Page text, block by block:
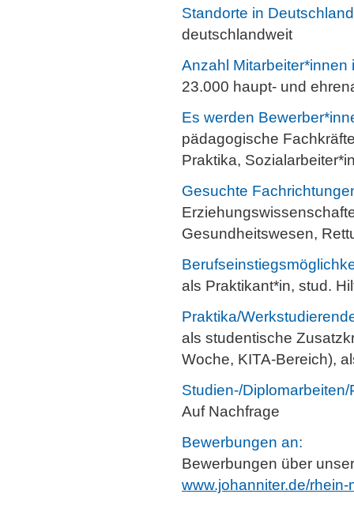
Standorte in
deutschlandweit
Anzahl Mitarbeiter*innen
23.000 haupt- und
Es werden
pädagogische
Praktika,
Gesuchte
Gesundheitswesen,
als Praktikant*in, stud.
Praktika/
als studentische
Woche, KITA-Bereich),
Studien-/
Auf Nachfrage
Bewerbungen an:
Bewerbungen über
www.johanniter.de/rhein-